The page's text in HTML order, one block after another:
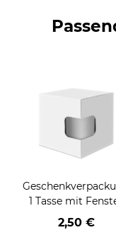
1 Tasse mit
2,50 €